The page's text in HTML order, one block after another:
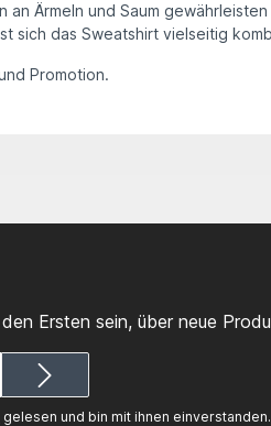
Ärmeln und Saum
sich das Sweatshirt vielseitig
Promotion.
Ersten sein, über neue
gelesen und bin mit ihnen einverstanden.